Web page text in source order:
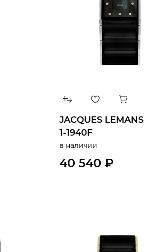
JACQUES LEMANS
1-1940F
в наличии
40 540 ₽